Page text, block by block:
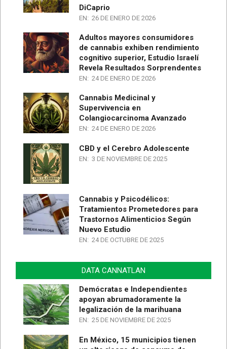
DiCaprio
EN: 26 DE ENERO DE 2026
Adultos mayores consumidores
de cannabis exhiben rendimiento
cognitivo superior, Estudio Israelí
Revela Resultados Sorprendentes
EN: 24 DE ENERO DE 2026
Cannabis Medicinal y
Supervivencia en
Colangiocarcinoma Avanzado
EN: 24 DE ENERO DE 2026
CBD y el Cerebro Adolescente
EN: 3 DE NOVIEMBRE DE 2025
Cannabis y Psicodélicos:
Tratamientos Prometedores para
Trastornos Alimenticios Según
Nuevo Estudio
EN: 24 DE OCTUBRE DE 2025
DATA CANNATLAN
Demócratas e Independientes
apoyan abrumadoramente la
legalización de la marihuana
EN: 25 DE NOVIEMBRE DE 2025
En México, 15 municipios tienen